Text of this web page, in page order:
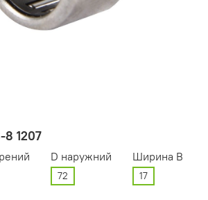
1207
D наружний
72
Ширина В
17